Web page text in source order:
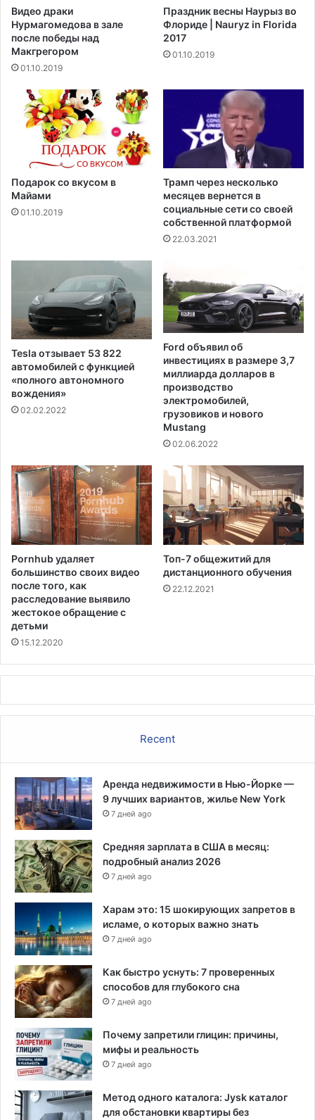
ь
н
о
а
у
л
ю
ч
а
с
т
и
С
а
н
а
н
о
в
и
и
в
о
т
н
о
и
и
Б
е
л
а
р
у
с
и
Видео драки
Нурмагомедова в зале
после победы над
Макгрегором‍
01.10.2019
Праздник весны Наурыз во
Флориде | Nauryz in Florida
2017
01.10.2019
Подарок со вкусом в
Майами
01.10.2019
Трамп через несколько
месяцев вернется в
социальные сети со своей
собственной платформой
22.03.2021
Tesla отзывает 53 822
автомобилей с функцией
«полного автономного
вождения»
02.02.2022
Ford объявил об
инвестициях в размере 3,7
миллиарда долларов в
производство
электромобилей,
грузовиков и нового
Mustang
02.06.2022
Pornhub удаляет
большинство своих видео
после того, как
расследование выявило
жестокое обращение с
детьми
15.12.2020
Топ-7 общежитий для
дистанционного обучения
22.12.2021
Recent
Аренда недвижимости в Нью-Йорке —
9 лучших вариантов, жилье New York
7 дней ago
Средняя зарплата в США в месяц:
подробный анализ 2026
7 дней ago
Харам это: 15 шокирующих запретов в
исламе, о которых важно знать
7 дней ago
Как быстро уснуть: 7 проверенных
способов для глубокого сна
7 дней ago
Почему запретили глицин: причины,
мифы и реальность
7 дней ago
Метод одного каталога: Jysk каталог
для обстановки квартиры без